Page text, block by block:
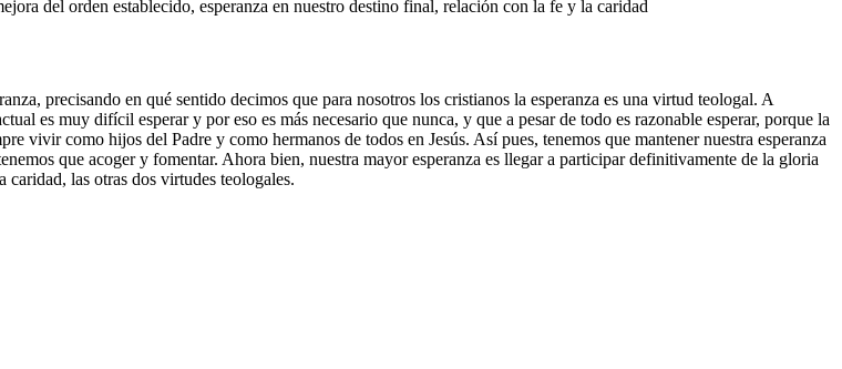
del orden establecido, esperanza en nuestro destino final, relación con la fe y la caridad
precisando en qué sentido decimos que para nosotros los cristianos la esperanza es una virtud teologal. A
es muy difícil esperar y por eso es más necesario que nunca, y que a pesar de todo es razonable esperar, porque la
vivir como hijos del Padre y como hermanos de todos en Jesús. Así pues, tenemos que mantener nuestra esperanza
que acoger y fomentar. Ahora bien, nuestra mayor esperanza es llegar a participar definitivamente de la gloria
las otras dos virtudes teologales.